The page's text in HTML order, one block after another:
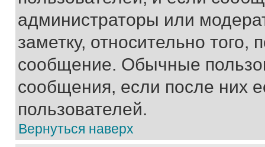
администраторы или
заметку, относительно
сообщение. Обычные
сообщения, если после них
пользователей.
Вернуться наверх